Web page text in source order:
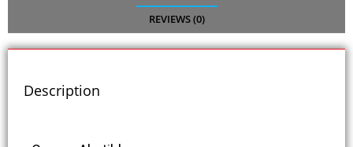
REVIEWS (0)
Description